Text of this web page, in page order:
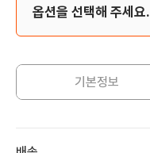
옵션을 선택해 주세요.
기본정보